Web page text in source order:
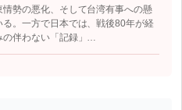
勢の悪化、そして台湾有事への懸
。一方で日本では、戦後80年が経
の伴わない「記録」…